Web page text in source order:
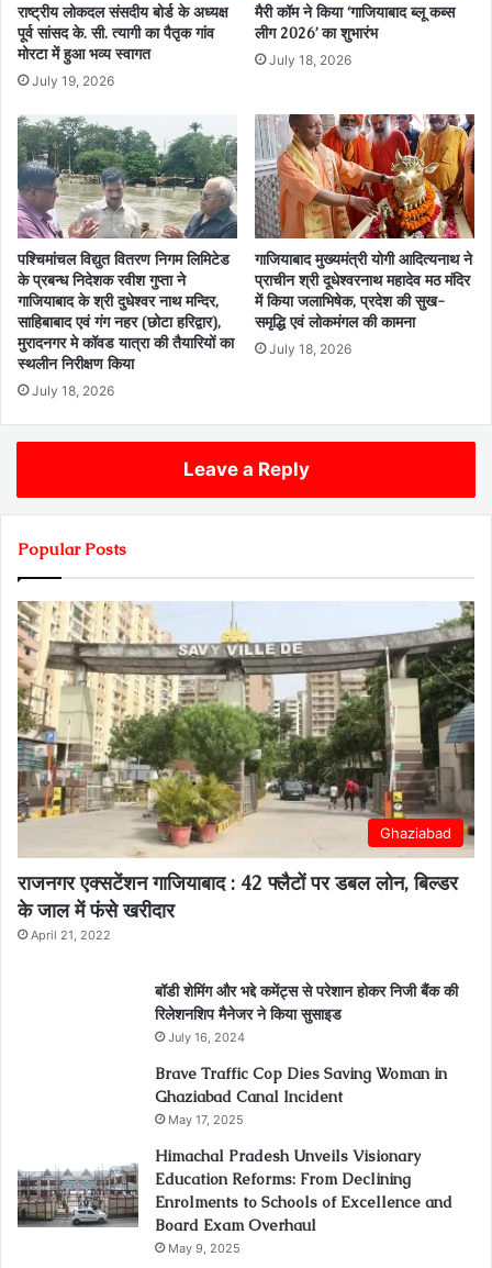
राष्ट्रीय लोकदल संसदीय बोर्ड के अध्यक्ष
पूर्व सांसद के. सी. त्यागी का पैतृक गांव
मोरटा में हुआ भव्य स्वागत
July 19, 2026
मैरी कॉम ने किया ‘गाजियाबाद ब्लू कब्स
लीग 2026’ का शुभारंभ
July 18, 2026
पश्चिमांचल विद्युत वितरण निगम लिमिटेड
के प्रबन्ध निदेशक रवीश गुप्ता ने
गाजियाबाद के श्री दुधेश्वर नाथ मन्दिर,
साहिबाबाद एवं गंग नहर (छोटा हरिद्वार),
मुरादनगर मे कॉवड यात्रा की तैयारियों का
स्थलीन निरीक्षण किया
July 18, 2026
गाजियाबाद मुख्यमंत्री योगी आदित्यनाथ ने
प्राचीन श्री दूधेश्वरनाथ महादेव मठ मंदिर
में किया जलाभिषेक, प्रदेश की सुख-
समृद्धि एवं लोकमंगल की कामना
July 18, 2026
Leave a Reply
Popular Posts
Ghaziabad
राजनगर एक्सटेंशन गाजियाबाद : 42 फ्लैटों पर डबल लोन, बिल्डर
के जाल में फंसे खरीदार
April 21, 2022
बॉडी शेमिंग और भद्दे कमेंट्स से परेशान होकर निजी बैंक की
रिलेशनशिप मैनेजर ने किया सुसाइड
July 16, 2024
Brave Traffic Cop Dies Saving Woman in
Ghaziabad Canal Incident
May 17, 2025
Himachal Pradesh Unveils Visionary
Education Reforms: From Declining
Enrolments to Schools of Excellence and
Board Exam Overhaul
May 9, 2025